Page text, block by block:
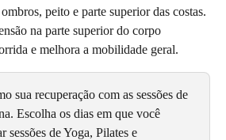
peito e parte superior das costas.
na parte superior do corpo
e melhora a mobilidade geral.
sua recuperação com as sessões de
Escolha os dias em que você
sessões de Yoga, Pilates e